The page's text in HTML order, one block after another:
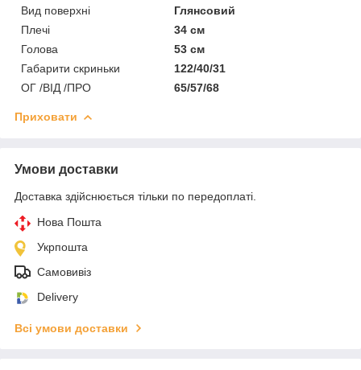
Вид поверхні
Глянсовий
Плечі
34 см
Голова
53 см
Габарити скриньки
122/40/31
ОГ /ВІД /ПРО
65/57/68
Приховати
Умови доставки
Доставка здійснюється тільки по передоплаті.
Нова Пошта
Укрпошта
Самовивіз
Delivery
Всі умови доставки